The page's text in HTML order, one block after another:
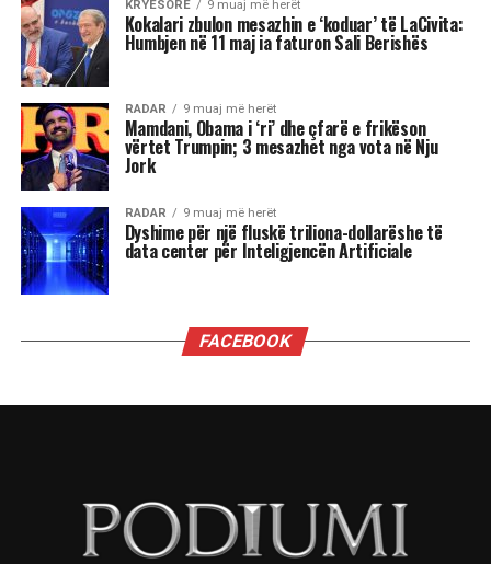
Tenda e madhe, kostoja e lartë e jetesës,
rregullat në ndryshim të lojës: në dritën e fitores
së Mamdanit, kryetarit të ri të bashkisë së Nju
Jorkut, Socialist Demokrat, dhe sukseseve të tjera
të Partisë Progresive në zgjedhjet e 4 nëntorit,
nga fitimi i posteve të guvernatorëve të
Virxhinias dhe Nju Xhersit deri te fitorja në
referendum në Kaliforni, këto tre fronte do të
jenë vendimtare, një vit nga tani, në zgjedhjet e
nga kontrolli i Kongresit.
Fitorja e madhe e Mamdanit, me mobilizimin e
dekurajuar dhe çorientuar nga kthimi i Donald
Trump dhe axhenda e tij autoritare.